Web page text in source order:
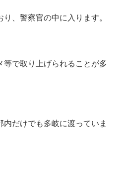
、警察官の中に入ります。
等で取り上げられることが多
内だけでも多岐に渡っていま